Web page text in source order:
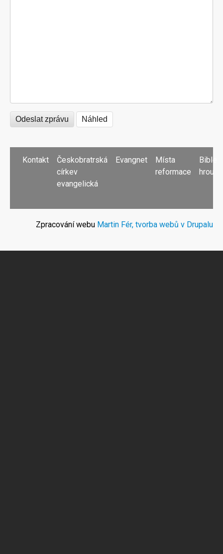
PATIČKA
Kontakt
Českobratrská
církev
evangelická
Evangnet
Místa
reformace
Bible
hrou
Zpracování webu Martin Fér, tvorba webů v Drupalu